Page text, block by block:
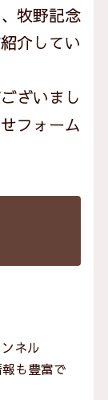
牧野記念
介してい
ざいまし
フォーム
ネル
も豊富で